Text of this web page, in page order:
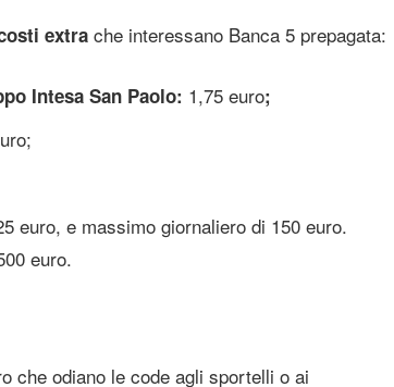
extra che interessano Banca 5 prepagata:
Intesa San Paolo: 1,75 euro;
euro, e massimo giornaliero di 150 euro.
euro.
che odiano le code agli sportelli o ai